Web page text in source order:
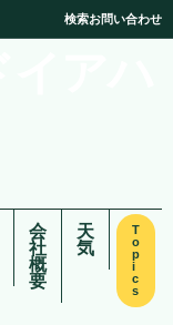
検索お問い合わせ
会
社
概
要
天
気
T
o
p
i
c
s